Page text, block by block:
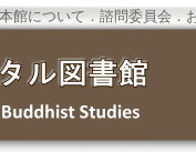
本館について．諮問委員会．